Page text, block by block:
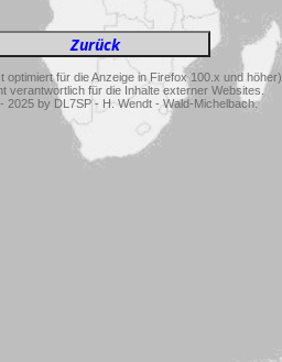
optimiert für die Anzeige in Firefox 100.x und höher)
verantwortlich für die Inhalte externer Websites.
2025 by DL7SP - H. Wendt - Wald-Michelbach.